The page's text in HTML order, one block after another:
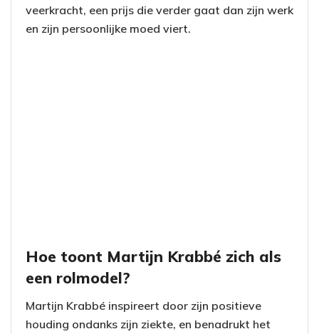
veerkracht, een prijs die verder gaat dan zijn werk
en zijn persoonlijke moed viert.
Hoe toont Martijn Krabbé zich als
een rolmodel?
Martijn Krabbé inspireert door zijn positieve
houding ondanks zijn ziekte, en benadrukt het